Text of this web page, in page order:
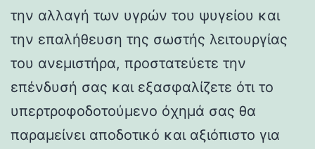
την αλλαγή των υγρών του ψυγείου και
την επαλήθευση της σωστής λειτουργίας
του ανεμιστήρα, προστατεύετε την
επένδυσή σας και εξασφαλίζετε ότι το
υπερτροφοδοτούμενο όχημά σας θα
παραμείνει αποδοτικό και αξιόπιστο για